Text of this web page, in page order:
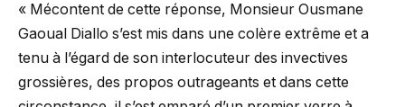
« Mécontent de cette réponse, Monsieur Ousmane
Gaoual Diallo s’est mis dans une colère extrême et a
tenu à l’égard de son interlocuteur des invectives
grossières, des propos outrageants et dans cette